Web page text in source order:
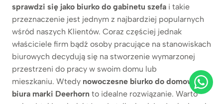
sprawdzi się jako biurko do gabinetu szefa i takie
przeznaczenie jest jednym z najbardziej popularnych
wśród naszych Klientów. Coraz częściej jednak
właściciele firm bądź osoby pracujące na stanowiskach
biurowych decydują się na stworzenie wymarzonej
przestrzeni do pracy w swoim domu lub
mieszkaniu. Wtedy nowoczesne biurko do domowego
biura marki Deerhorn to idealne rozwiązanie. Warto